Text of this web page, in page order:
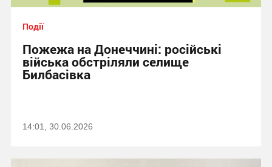
Події
Пожежа на Донеччині: російські
війська обстріляли селище
Билбасівка
14:01, 30.06.2026